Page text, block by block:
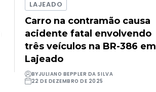
LAJEADO
Carro na contramão causa
acidente fatal envolvendo
três veículos na BR-386 em
Lajeado
BYJULIANO BEPPLER DA SILVA
22 DE DEZEMBRO DE 2025